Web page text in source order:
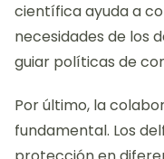
científica ayuda a
necesidades de los
guiar políticas de
Por último, la
fundamental. Los